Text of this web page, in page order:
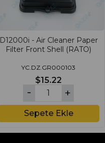
D12000i - Air Cleaner Paper
Filter Front Shell (RATO)
YC.DZ.GR000103
$15.22
Sepete Ekle